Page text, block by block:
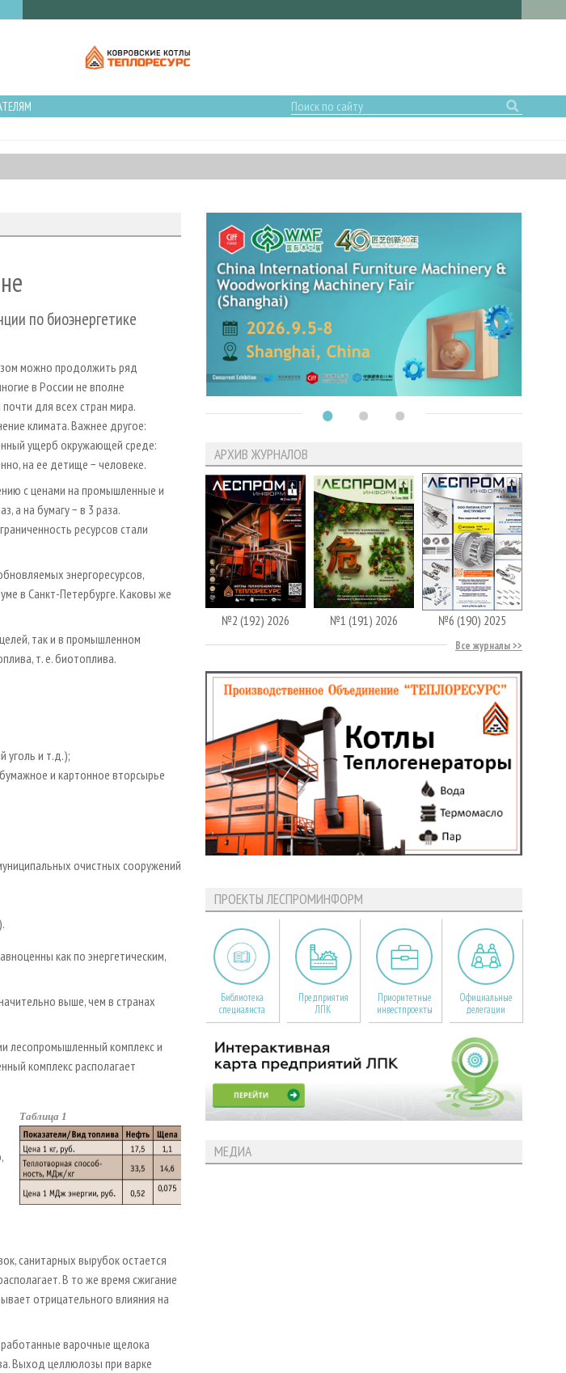
по биоэнергетике
можно продолжить ряд
в России не вполне
для всех стран мира.
климата. Важнее другое:
ущерб окружающей среде:
на ее детище − человеке.
с ценами на промышленные и
а на бумагу − в 3 раза.
ресурсов стали
энергоресурсов,
в Санкт-Петербурге. Каковы же
так и в промышленном
т. е. биотоплива.
уголь и т.д.);
и картонное вторсырье
очистных сооружений
как по энергетическим,
выше, чем в странах
лесопромышленный комплекс и
комплекс располагает
Таблица 1
санитарных вырубок остается
В то же время сжигание
отрицательного влияния на
варочные щелока
Выход целлюлозы при варке
АРХИВ ЖУРНАЛОВ
№2 (192) 2026 №1 (191) 2026 №6 (190) 2025
Все журналы
ПРОЕКТЫ ЛЕСПРОМИНФОРМ
Библиотека
специалиста
Предприятия
ЛПК
Приоритетные
инвестпроекты
Официальные
делегации
МЕДИА